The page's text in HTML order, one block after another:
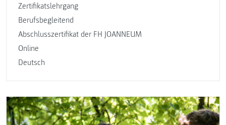
Zertifikatslehrgang
Berufsbegleitend
Abschlusszertifikat der FH JOANNEUM
Online
Deutsch